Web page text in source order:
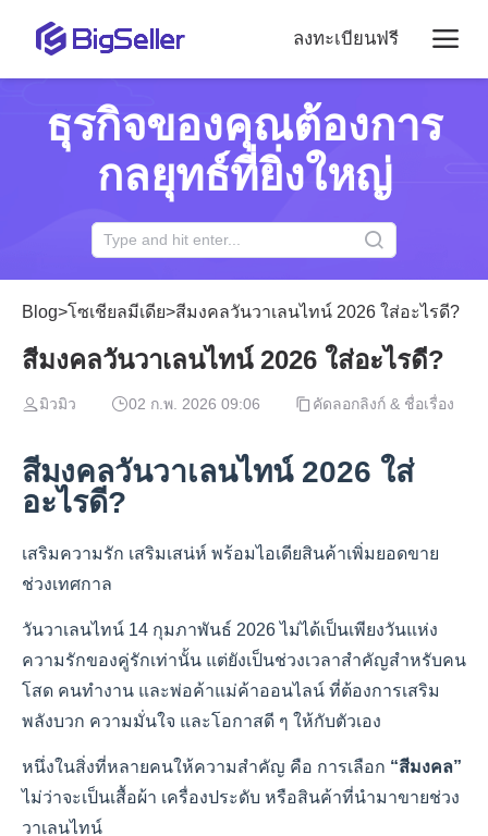
ลงทะเบียนฟรี
ธุรกิจของคุณต้องการ
กลยุทธ์ที่ยิ่งใหญ่
Blog>โซเชียลมีเดีย>สีมงคลวันวาเลนไทน์ 2026 ใส่อะไรดี?
สีมงคลวันวาเลนไทน์ 2026 ใส่อะไรดี?
มิวมิว 02 ก.พ. 2026 09:06 คัดลอกลิงก์ & ชื่อเรื่อง